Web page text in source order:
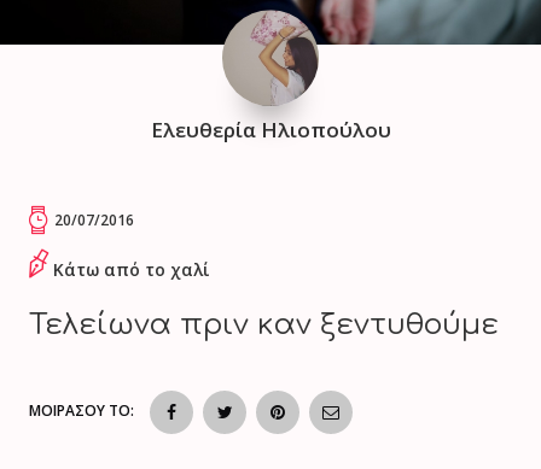
Ελευθερία Ηλιοπούλου
20/07/2016
Κάτω από το χαλί
Τελείωνα πριν καν ξεντυθούμε
ΜΟΙΡΑΣΟΥ ΤΟ: